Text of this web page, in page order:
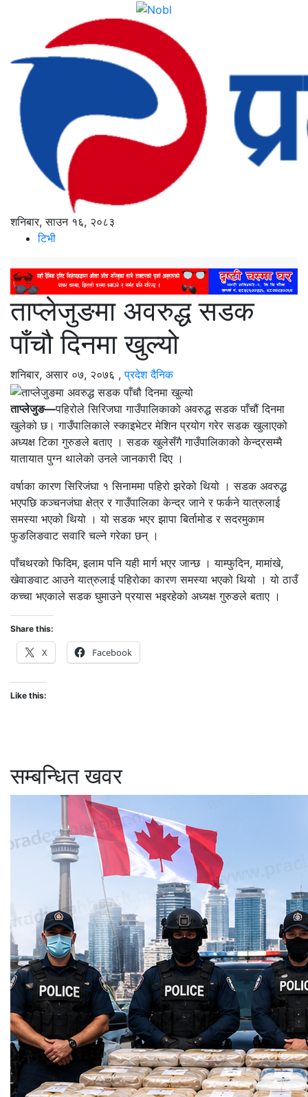
शनिबार, साउन १६, २०८३
टिभी
ताप्लेजुङमा अवरुद्ध सडक
पाँचौ दिनमा खुल्यो
शनिबार, असार ०७, २०७६ ,प्रदेश दैनिक
ताप्लेजुङ—पहिरोले सिरिजघा गाउँपालिकाको अवरुद्ध सडक पाँचौं दिनमा
खुलेको छ। गाउँपालिकाले स्काइभेटर मेशिन प्रयोग गरेर सडक खुलाएको
अध्यक्ष टिका गुरुङले बताए । सडक खुलेसँगै गाउँपालिकाको केन्द्रसम्मै
यातायात पुग्न थालेको उनले जानकारी दिए ।
वर्षाका कारण सिरिजंघा १ सिनाममा पहिरो झरेको थियो । सडक अवरुद्ध
भएपछि कञ्चनजंघा क्षेत्र र गाउँपालिका केन्द्र जाने र फर्कने यात्रुलाई
समस्या भएको थियो । यो सडक भएर झापा बिर्तामोड र सदरमुकाम
फुङलिङवाट सवारि चल्ने गरेका छन् ।
पाँचथरको फिदिम, इलाम पनि यही मार्ग भएर जान्छ । याम्फुदिन, मामांखे,
खेवाङवाट आउने यात्रुलाई पहिरोका कारण समस्या भएको थियो । यो ठाउँ
कच्चा भएकाले सडक घुमाउने प्रयास भइरहेको अध्यक्ष गुरुङले बताए ।
Share this:
X Facebook
Like this:
सम्बन्धित खवर